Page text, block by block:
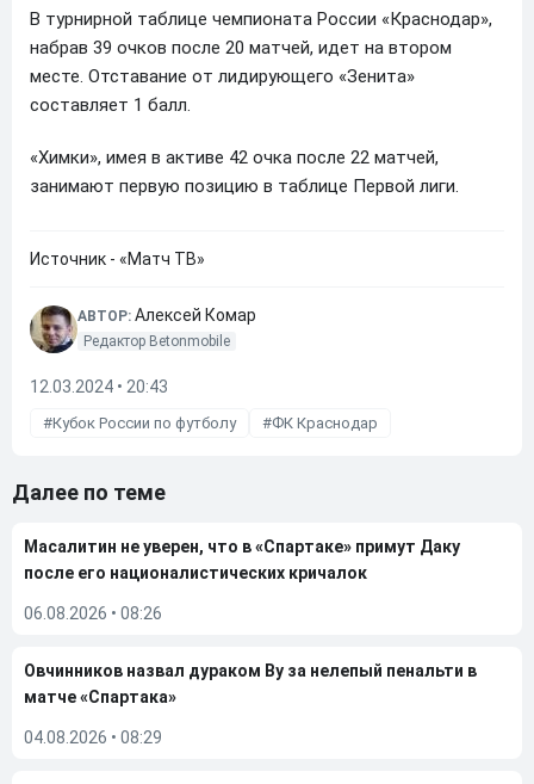
В турнирной таблице чемпионата России «Краснодар»,
набрав 39 очков после 20 матчей, идет на втором
месте. Отставание от лидирующего «Зенита»
составляет 1 балл.
«Химки», имея в активе 42 очка после 22 матчей,
занимают первую позицию в таблице Первой лиги.
Источник - «Матч ТВ»
АВТОР: Алексей Комар
Редактор Betonmobile
12.03.2024 • 20:43
Кубок России по футболу ФК Краснодар
Далее по теме
Масалитин не уверен, что в «Спартаке» примут Даку
после его националистических кричалок
06.08.2026 • 08:26
Овчинников назвал дураком Ву за нелепый пенальти в
матче «Спартака»
04.08.2026 • 08:29